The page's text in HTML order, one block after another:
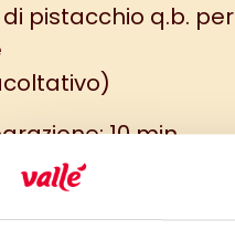
pistacchio q.b. per
10 min
10 min